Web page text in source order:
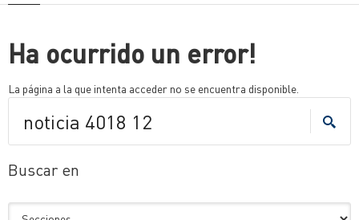
Ha ocurrido un error!
La página a la que intenta acceder no se encuentra disponible.
Buscar en